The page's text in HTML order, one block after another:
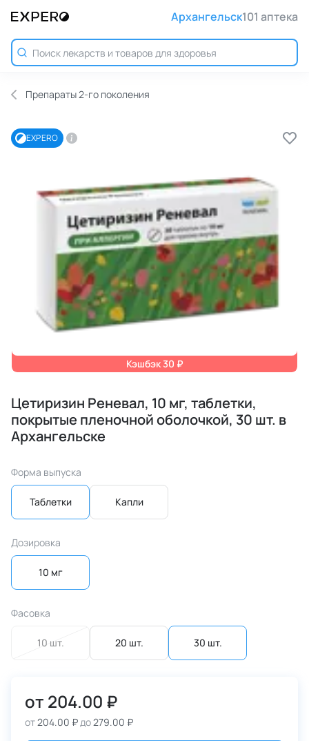
Архангельск101 аптека
Препараты 2-го поколения
EXPERO
Кэшбэк 30 ₽
Цетиризин Реневал, 10 мг, таблетки,
покрытые пленочной оболочкой, 30 шт. в
Архангельске
Форма выпуска
Таблетки Капли
Дозировка
10 мг
Фасовка
10 шт. 20 шт. 30 шт.
от 204.00 ₽
от204.00 ₽до279.00 ₽